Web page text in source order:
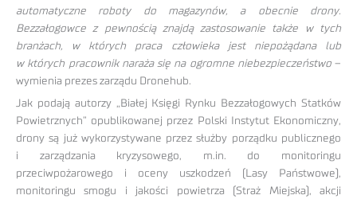
automatyczne roboty do magazynów, a obecnie drony.
Bezzałogowce z pewnością znajdą zastosowanie także w tych
branżach, w których praca człowieka jest niepożądana lub
w których pracownik naraża się na ogromne niebezpieczeństwo–
wymienia prezes zarządu Dronehub.
Jak podają autorzy „Białej Księgi Rynku Bezzałogowych Statków
Powietrznych” opublikowanej przez Polski Instytut Ekonomiczny,
drony są już wykorzystywane przez służby porządku publicznego
i zarządzania kryzysowego, m.in. do monitoringu
przeciwpożarowego i oceny uszkodzeń (Lasy Państwowe),
monitoringu smogu i jakości powietrza (Straż Miejska), akcji